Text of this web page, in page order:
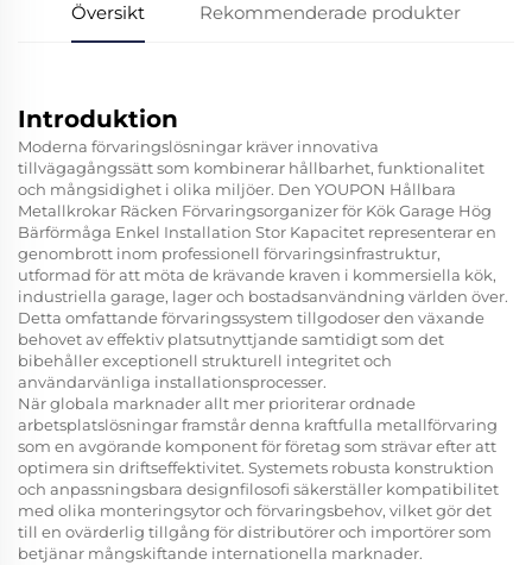
Översikt Rekommenderade produkter
Introduktion
Moderna förvaringslösningar kräver innovativa
tillvägagångssätt som kombinerar hållbarhet, funktionalitet
och mångsidighet i olika miljöer. Den YOUPON Hållbara
Metallkrokar Räcken Förvaringsorganizer för Kök Garage Hög
Bärförmåga Enkel Installation Stor Kapacitet representerar en
genombrott inom professionell förvaringsinfrastruktur,
utformad för att möta de krävande kraven i kommersiella kök,
industriella garage, lager och bostadsanvändning världen över.
Detta omfattande förvaringssystem tillgodoser den växande
behovet av effektiv platsutnyttjande samtidigt som det
bibehåller exceptionell strukturell integritet och
användarvänliga installationsprocesser.
När globala marknader allt mer prioriterar ordnade
arbetsplatslösningar framstår denna kraftfulla metallförvaring
som en avgörande komponent för företag som strävar efter att
optimera sin driftseffektivitet. Systemets robusta konstruktion
och anpassningsbara designfilosofi säkerställer kompatibilitet
med olika monteringsytor och förvaringsbehov, vilket gör det
till en ovärderlig tillgång för distributörer och importörer som
betjänar mångskiftande internationella marknader.